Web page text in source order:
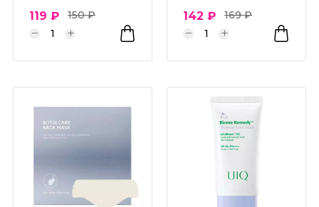
119 ₽ 150 ₽ 142 ₽ 169 ₽